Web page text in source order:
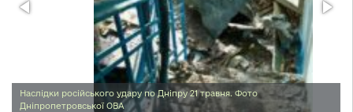
Наслідки російського удару по Дніпру 21 травня. Фото
Дніпропетровської ОВА